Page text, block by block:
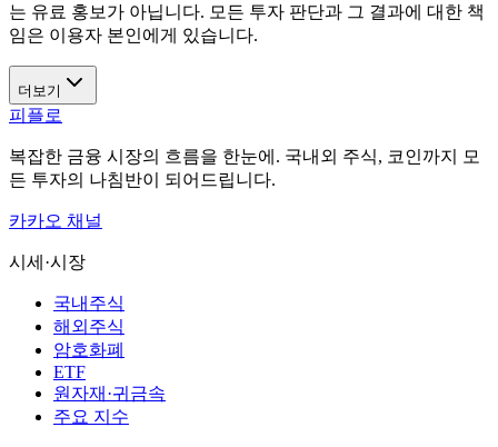
는 유료 홍보가 아닙니다. 모든 투자 판단과 그 결과에 대한 책
임은 이용자 본인에게 있습니다.
더보기
피플로
복잡한 금융 시장의 흐름을 한눈에. 국내외 주식, 코인까지 모
든 투자의 나침반이 되어드립니다.
카카오 채널
시세·시장
국내주식
해외주식
암호화폐
ETF
원자재·귀금속
주요 지수